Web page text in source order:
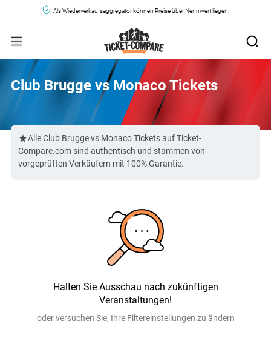
Als Wiederverkaufsaggregator können Preise über Nennwert liegen.
Club Brugge vs Monaco Tickets
Alle Club Brugge vs Monaco Tickets auf Ticket-
Compare.com sind authentisch und stammen von
vorgeprüften Verkäufern mit 100% Garantie.
Halten Sie Ausschau nach zukünftigen
Veranstaltungen!
oder versuchen Sie, Ihre Filtereinstellungen zu ändern